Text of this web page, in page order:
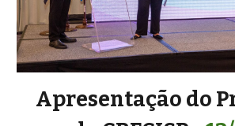
Apresentação do